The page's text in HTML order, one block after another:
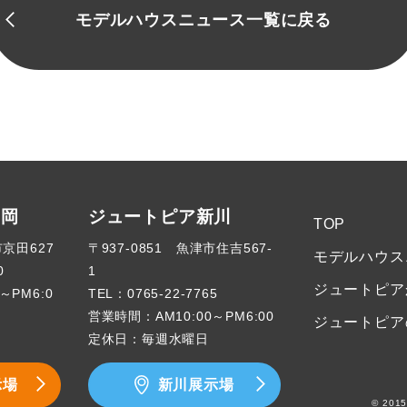
モデルハウスニュース一覧に戻る
TOP
モデルハウ
ジュートピ
ジュートピ
田627
PM6:0
ジュートピア新川
〒937-0851 魚津市住吉567-
1
TEL：0765-22-7765
営業時間：AM10:00～PM6:00
定休日：毎週水曜日
新川展示場
© 2015